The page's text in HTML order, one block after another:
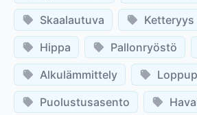
Skaalautuva
Ketteryys
Hippa
Pallonryöstö
Alkulämmittely
Puolustusasento